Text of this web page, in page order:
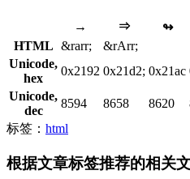
→
⇒ ↬
HTML &rarr;
&rArr;
Unicode,
hex
0x2192 0x21d2; 0x21ac
Unicode,
dec
8594 8658 8620
标签： html
根据文章标签推荐的相关